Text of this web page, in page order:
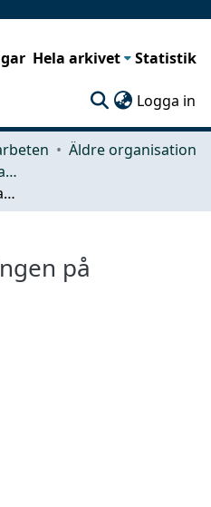
Hela arkivet Statistik
Logga in
Äldre organisation
Examensarbeten för masterexamen
Utvärdering av solcellsanläggningen på Universeum
på